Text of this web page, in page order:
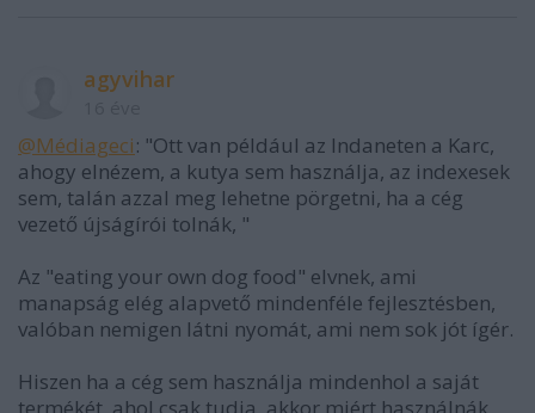
agyvihar
@Médiageci: "Ott van például az Indaneten a Karc,
ahogy elnézem, a kutya sem használja, az indexesek
sem, talán azzal meg lehetne pörgetni, ha a cég
vezető újságírói tolnák, "
Az "eating your own dog food" elvnek, ami
manapság elég alapvető mindenféle fejlesztésben,
valóban nemigen látni nyomát, ami nem sok jót ígér.
Hiszen ha a cég sem használja mindenhol a saját